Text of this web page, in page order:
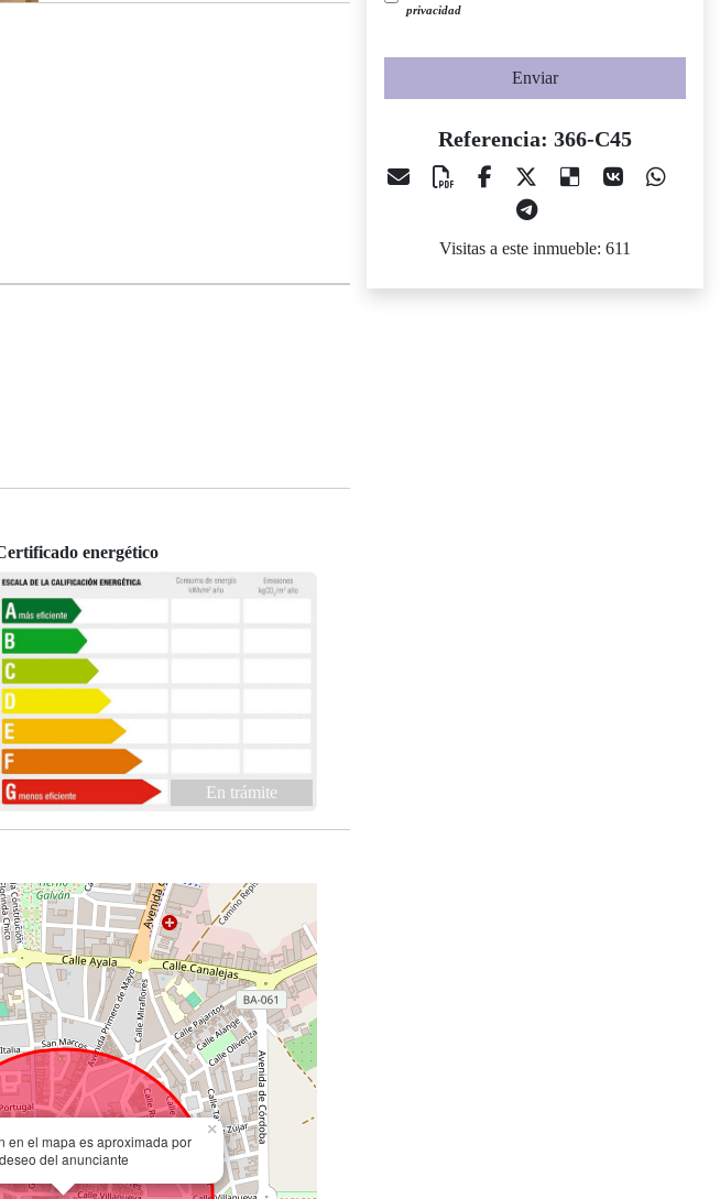
energético
En trámite
en el mapa es aproximada por
deseo del anunciante
×
privacidad
Enviar
Referencia: 366-C45
Visitas a este inmueble: 611